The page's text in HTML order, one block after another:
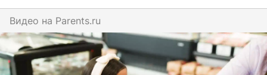
Видео на parents.ru